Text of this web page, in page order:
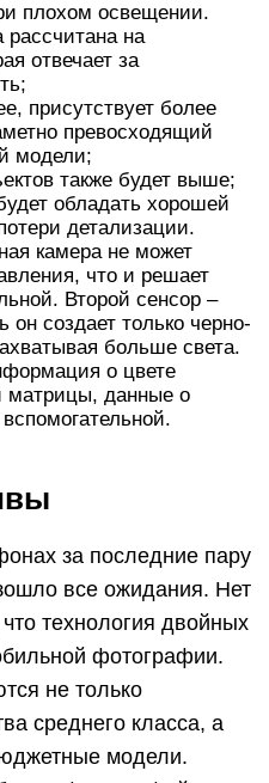
плохом освещении.
на
отвечает за
присутствует более
превосходящий
модели;
также будет выше;
обладать хорошей
детализации.
камера не может
что и решает
Второй сенсор –
создает только черно-
больше света.
о цвете
матрицы, данные о
за последние пару
все ожидания. Нет
технология двойных
фотографии.
не только
среднего класса, а
модели.